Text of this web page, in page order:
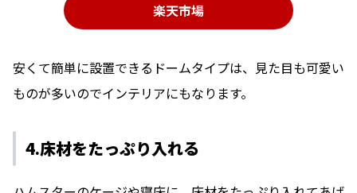
楽天市場
安くて簡単に設置できるドームタイプは、見た目も可愛い
ものが多いのでインテリアにもなります。
4.床材をたっぷり入れる